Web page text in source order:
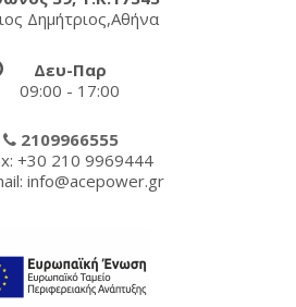
Δημήτριος,Αθήνα
Δευ-Παρ
09:00 - 17:00
2109966555
+30 210 9969444
info@acepower.gr